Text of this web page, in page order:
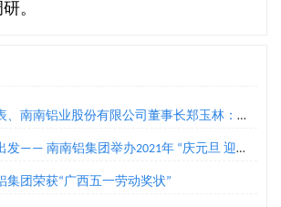
。
业股份有限公司董事长郑玉林：通过“二次创业”实现铝产业转型升级
南南铝集团举办2021年 “庆元旦 迎新年”环公司跑活动
集团荣获“广西五一劳动奖状”